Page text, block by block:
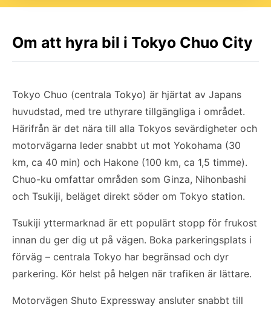
Om att hyra bil i Tokyo Chuo City
Tokyo Chuo (centrala Tokyo) är hjärtat av Japans
huvudstad, med tre uthyrare tillgängliga i området.
Härifrån är det nära till alla Tokyos sevärdigheter och
motorvägarna leder snabbt ut mot Yokohama (30
km, ca 40 min) och Hakone (100 km, ca 1,5 timme).
Chuo-ku omfattar områden som Ginza, Nihonbashi
och Tsukiji, beläget direkt söder om Tokyo station.
Tsukiji yttermarknad är ett populärt stopp för frukost
innan du ger dig ut på vägen. Boka parkeringsplats i
förväg – centrala Tokyo har begränsad och dyr
parkering. Kör helst på helgen när trafiken är lättare.
Motorvägen Shuto Expressway ansluter snabbt till